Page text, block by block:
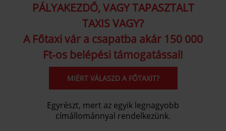
PÁLYAKEZDŐ, VAGY TAPASZTALT
TAXIS VAGY?
A Főtaxi vár a csapatba akár 150 000
Ft-os belépési támogatással!
MIÉRT VÁLASZD A FŐTAXIT?
Egyrészt, mert az egyik legnagyobb
címállománnyal rendelkezünk.